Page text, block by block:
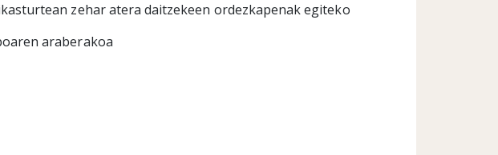
zehar atera daitzekeen ordezkapenak egiteko
araberakoa